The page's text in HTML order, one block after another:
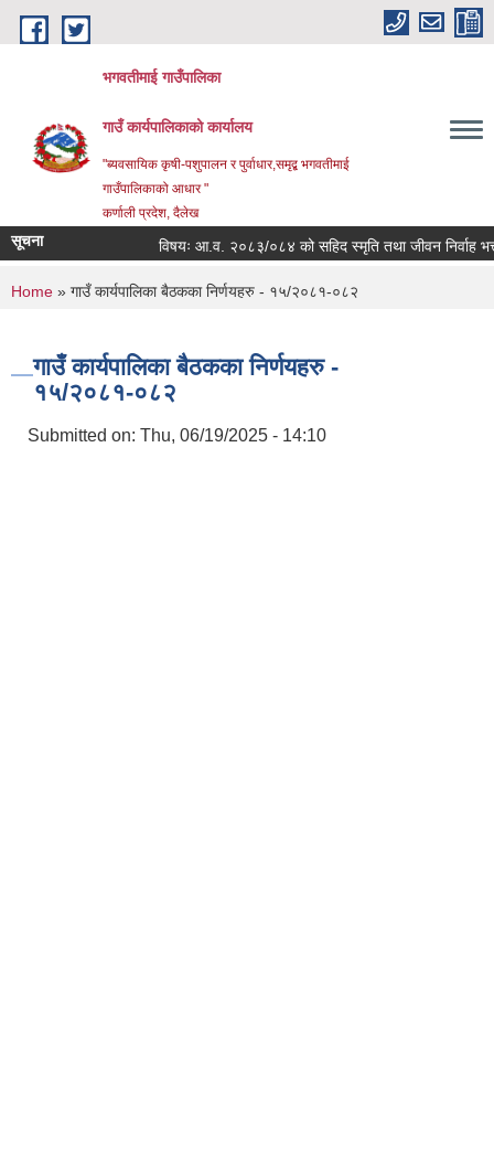
Skip to main content
भगवतीमाई गाउँपालिका
गाउँ कार्यपालिकाको कार्यालय
"ब्यवसायिक कृषी-पशुपालन र पुर्वाधार,समृद्ब भगवतीमाई
गाउँपालिकाको आधार "
कर्णाली प्रदेश, दैलेख
सूचना विषयः आ.व. २०८३/०८४ को सहिद स्मृति तथा जीवन निर्वाह भत्ता
You are here
Home » गाउँ कार्यपालिका बैठकका निर्णयहरु - १५/२०८१-०८२
गाउँ कार्यपालिका बैठकका निर्णयहरु -
१५/२०८१-०८२
Submitted on: Thu, 06/19/2025 - 14:10